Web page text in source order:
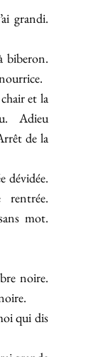
grandi.
biberon.
et la
Adieu
de la
dévidée.
mot.
noire.
qui dis